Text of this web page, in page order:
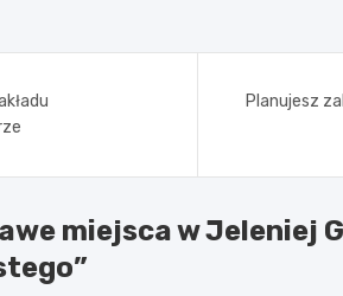
Planujesz
miejsca w Jeleniej
”